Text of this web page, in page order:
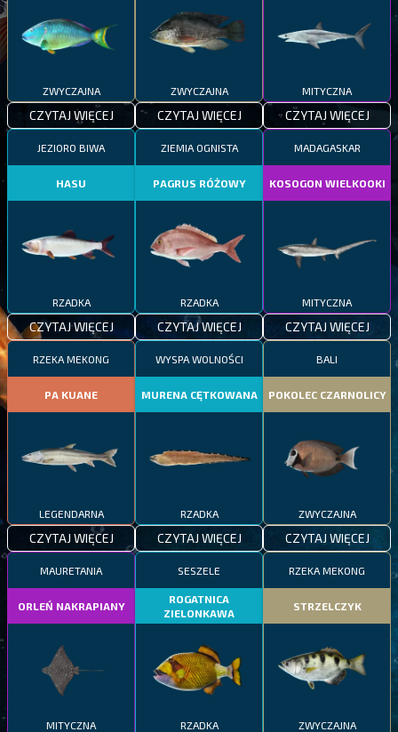
ZWYCZAJNA
CZYTAJ WIĘCEJ
ZWYCZAJNA
CZYTAJ WIĘCEJ
MITYCZNA
CZYTAJ WIĘCEJ
JEZIORO BIWA
HASU
RZADKA
CZYTAJ WIĘCEJ
ZIEMIA OGNISTA
PAGRUS RÓŻOWY
RZADKA
CZYTAJ WIĘCEJ
MADAGASKAR
KOSOGON WIELKOOKI
MITYCZNA
CZYTAJ WIĘCEJ
RZEKA MEKONG
PA KUANE
LEGENDARNA
CZYTAJ WIĘCEJ
WYSPA WOLNOŚCI
MURENA CĘTKOWANA
RZADKA
CZYTAJ WIĘCEJ
BALI
POKOLEC CZARNOLICY
ZWYCZAJNA
CZYTAJ WIĘCEJ
MAURETANIA
ORLEŃ NAKRAPIANY
MITYCZNA
SESZELE
ROGATNICA
ZIELONKAWA
RZADKA
RZEKA MEKONG
STRZELCZYK
ZWYCZAJNA